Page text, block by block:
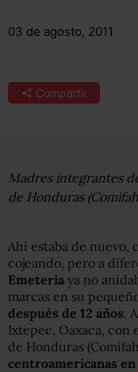
03 de agosto, 2011
Compartir
Madres integrantes
de Honduras
Ahí estaba de nuevo,
cojeando, pero a
Emeteria ya no
marcas en su
después de 12 años.
Ixtepec, Oaxaca, con
de Honduras
centroamericanas en